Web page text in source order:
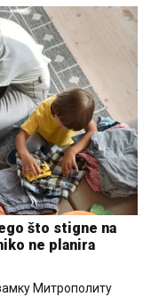
što stigne na
ne planira